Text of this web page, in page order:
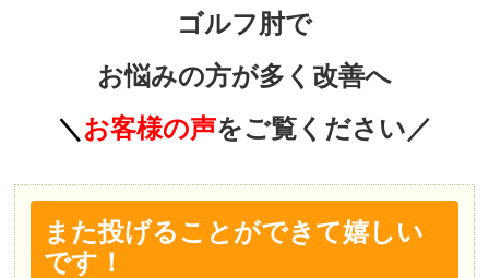
ゴルフ肘で
お悩みの方が多く改善へ
＼ お客様の声をご覧ください／
また投げることができて嬉しい
です！